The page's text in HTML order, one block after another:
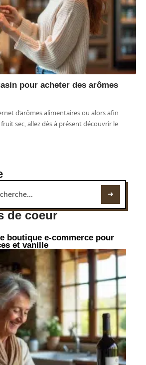
pour acheter des arômes
d’arômes alimentaires ou alors afin
sec, allez dès à présent découvrir le
de coeur
boutique e-commerce pour
et vanille